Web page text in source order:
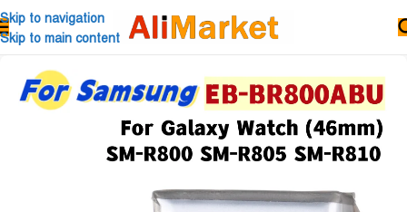
Skip to navigation
Skip to main content